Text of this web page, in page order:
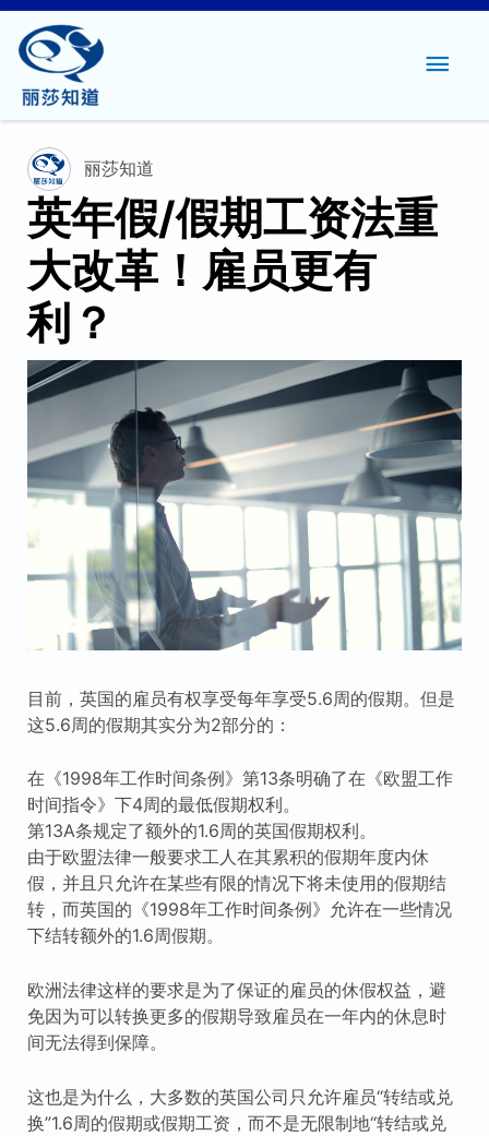
主
菜
丽莎知道
英年假/假期工资法重
大改革！雇员更有
利？
目前，英国的雇员有权享受每年享受5.6周的假期。但是
这5.6周的假期其实分为2部分的：
在《1998年工作时间条例》第13条明确了在《欧盟工作
时间指令》下4周的最低假期权利。
第13A条规定了额外的1.6周的英国假期权利。
由于欧盟法律一般要求工人在其累积的假期年度内休
假，并且只允许在某些有限的情况下将未使用的假期结
转，而英国的《1998年工作时间条例》允许在一些情况
下结转额外的1.6周假期。
欧洲法律这样的要求是为了保证的雇员的休假权益，避
免因为可以转换更多的假期导致雇员在一年内的休息时
间无法得到保障。
这也是为什么，大多数的英国公司只允许雇员“转结或兑
换”1.6周的假期或假期工资，而不是无限制地“转结或兑